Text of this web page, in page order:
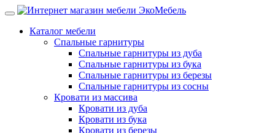
Каталог мебели
Спальные гарнитуры
Спальные гарнитуры из дуба
Спальные гарнитуры из бука
Спальные гарнитуры из березы
Спальные гарнитуры из сосны
Кровати из массива
Кровати из дуба
Кровати из бука
Кровати из березы